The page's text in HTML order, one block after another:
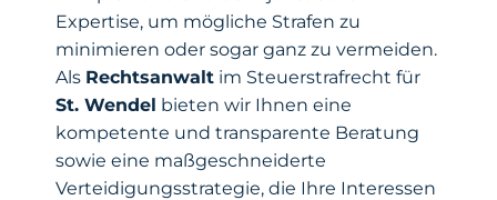
Expertise, um mögliche Strafen zu
minimieren oder sogar ganz zu vermeiden.
Als Rechtsanwalt im Steuerstrafrecht für
St. Wendel bieten wir Ihnen eine
kompetente und transparente Beratung
sowie eine maßgeschneiderte
Verteidigungsstrategie, die Ihre Interessen